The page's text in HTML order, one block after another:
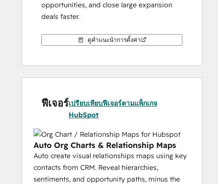
opportunities, and close large expansion
deals faster.
ดูคำแนะนำการตั้งค่า
ฟีเจอร์เปรียบเทียบฟีเจอร์ตามแพ็กเกจ
HubSpot
Auto Org Charts & Relationship Maps
Auto create visual relationships maps using key
contacts from CRM. Reveal hierarchies,
sentiments, and opportunity paths, minus the